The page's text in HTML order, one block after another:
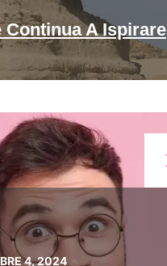
A Ispirare
4, 2024